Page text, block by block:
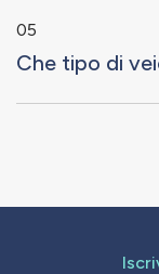
05
Che tipo di